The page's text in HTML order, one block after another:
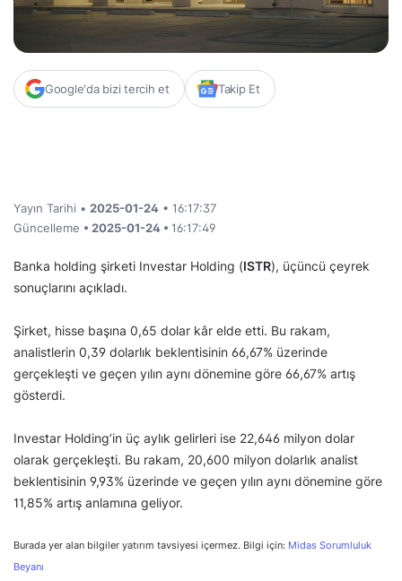
Google'da bizi tercih et Takip Et
Yayın Tarihi • 2025-01-24 • 16:17:37
Güncelleme • 2025-01-24 • 16:17:49
Banka holding şirketi Investar Holding (ISTR), üçüncü çeyrek
sonuçlarını açıkladı.
Şirket, hisse başına 0,65 dolar kâr elde etti. Bu rakam,
analistlerin 0,39 dolarlık beklentisinin 66,67% üzerinde
gerçekleşti ve geçen yılın aynı dönemine göre 66,67% artış
gösterdi.
Investar Holding’in üç aylık gelirleri ise 22,646 milyon dolar
olarak gerçekleşti. Bu rakam, 20,600 milyon dolarlık analist
beklentisinin 9,93% üzerinde ve geçen yılın aynı dönemine göre
11,85% artış anlamına geliyor.
Burada yer alan bilgiler yatırım tavsiyesi içermez. Bilgi için: Midas Sorumluluk
Beyanı